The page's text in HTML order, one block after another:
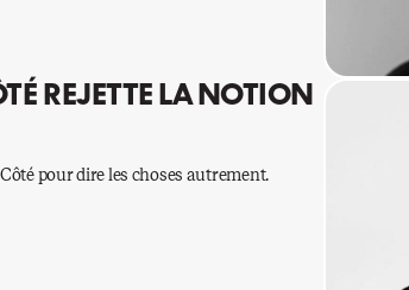
REJETTE LA NOTION
pour dire les choses autrement.